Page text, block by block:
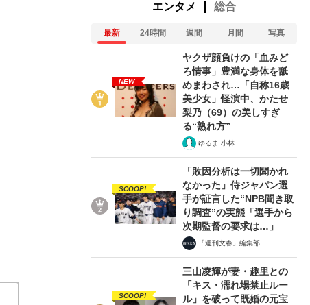
大河便乗？ これは大胆に史実改変したエンタ
2021/02/16
大ヒット大河ドラマに絶対欠かせない“4つのキーワー
「あなたが選ぶ大河ドラマ ベスト1は？」結果発表
織田信長役は山田孝之!? 2020年大河の出演キャ
エンタメ 総合
最新 24時間 週間 月間 写真
NEW
ヤクザ顔負けの「血みど
ろ情事」豊満な身体を舐
めまわされ…「自称16歳
美少女」怪演中、かたせ
梨乃（69）の美しすぎ
る“熟れ方”
ゆるま 小林
SCOOP!
「敗因分析は一切聞かれ
なかった」侍ジャパン選
手が証言した“NPB聞き取
り調査”の実態「選手から
次期監督の要求は…」
「週刊文春」編集部
SCOOP!
三山凌輝が妻・趣里との
「キス・濡れ場禁止ルー
ル」を破って既婚の元宝